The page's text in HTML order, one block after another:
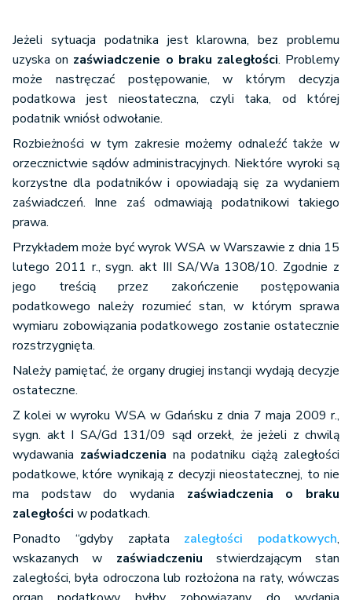
Jeżeli sytuacja podatnika jest klarowna, bez problemu
uzyska on zaświadczenie o braku zaległości. Problemy
może nastręczać postępowanie, w którym decyzja
podatkowa jest nieostateczna, czyli taka, od której
podatnik wniósł odwołanie.
Rozbieżności w tym zakresie możemy odnaleźć także w
orzecznictwie sądów administracyjnych. Niektóre wyroki są
korzystne dla podatników i opowiadają się za wydaniem
zaświadczeń. Inne zaś odmawiają podatnikowi takiego
prawa.
Przykładem może być wyrok WSA w Warszawie z dnia 15
lutego 2011 r., sygn. akt III SA/Wa 1308/10. Zgodnie z
jego treścią przez zakończenie postępowania
podatkowego należy rozumieć stan, w którym sprawa
wymiaru zobowiązania podatkowego zostanie ostatecznie
rozstrzygnięta.
Należy pamiętać, że organy drugiej instancji wydają decyzje
ostateczne.
Z kolei w wyroku WSA w Gdańsku z dnia 7 maja 2009 r.,
sygn. akt I SA/Gd 131/09 sąd orzekł, że jeżeli z chwilą
wydawania zaświadczenia na podatniku ciążą zaległości
podatkowe, które wynikają z decyzji nieostatecznej, to nie
ma podstaw do wydania zaświadczenia o braku
zaległości w podatkach.
Ponadto “gdyby zapłata zaległości podatkowych,
wskazanych w zaświadczeniu stwierdzającym stan
zaległości, była odroczona lub rozłożona na raty, wówczas